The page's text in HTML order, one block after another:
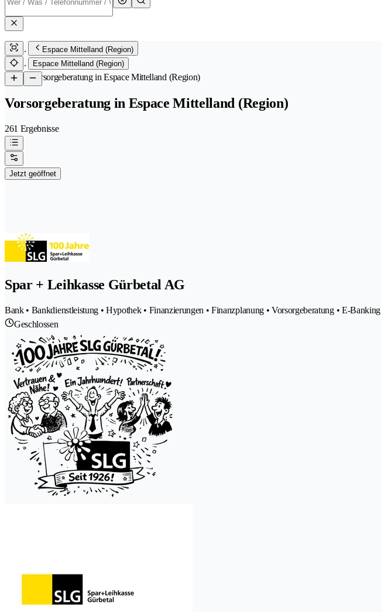
Espace Mittelland (Region)
Espace Mittelland (Region)
/Vorsorgeberatung in Espace Mittelland (Region)
Vorsorgeberatung in Espace Mittelland (Region)
261 Ergebnisse
Jetzt geöffnet
Spar + Leihkasse Gürbetal AG
Bank • Bankdienstleistung • Hypothek • Finanzierungen • Finanzplanung • Vorsorgeberatung • E-Banking
Geschlossen